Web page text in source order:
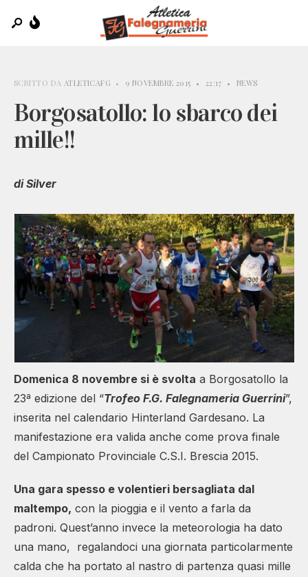
SCRITTO DA ATLETICAFG • 9 NOVEMBRE 2015 • 22:17 • NEWS
Borgosatollo: lo sbarco dei
mille!!
di Silver
Domenica 8 novembre si è svolta a Borgosatollo la
23ª edizione del “Trofeo F.G. Falegnameria Guerrini”,
inserita nel calendario Hinterland Gardesano. La
manifestazione era valida anche come prova finale
del Campionato Provinciale C.S.I. Brescia 2015.
Una gara spesso e volentieri bersagliata dal
maltempo, con la pioggia e il vento a farla da
padroni. Quest’anno invece la meteorologia ha dato
una mano, regalandoci una giornata particolarmente
calda che ha portato al nastro di partenza quasi mille